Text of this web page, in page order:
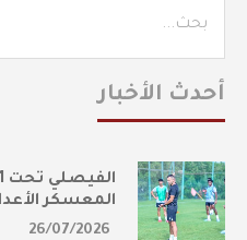
أحدث الأخبار
المعسكر
26/07/2026